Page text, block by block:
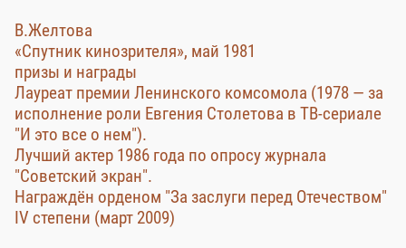
В.Желтова
«Спутник кинозрителя», май 1981
призы и награды
Лауреат премии Ленинского комсомола (1978 — за
исполнение роли Евгения Столетова в ТВ-сериале
"И это все о нем").
Лучший актер 1986 года по опросу журнала
"Советский экран".
Награждён орденом "За заслуги перед Отечеством"
IV степени (март 2009)